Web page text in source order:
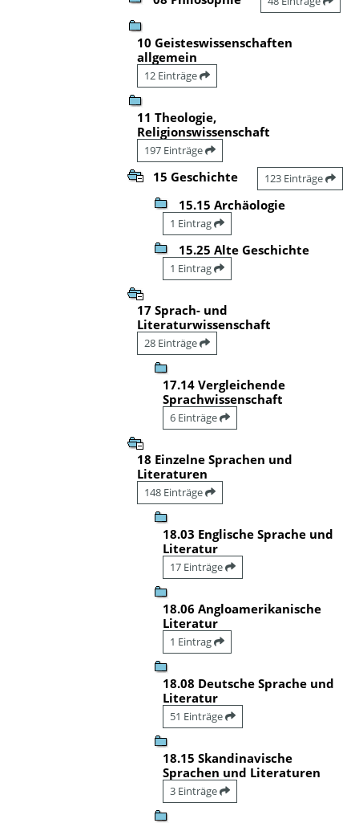
10 Geisteswissenschaften
allgemein
12 Einträge
11 Theologie,
Religionswissenschaft
197 Einträge
15 Geschichte 123 Einträge
15.15 Archäologie
1 Eintrag
15.25 Alte Geschichte
1 Eintrag
17 Sprach- und
Literaturwissenschaft
28 Einträge
17.14 Vergleichende
Sprachwissenschaft
6 Einträge
18 Einzelne Sprachen und
Literaturen
148 Einträge
18.03 Englische Sprache und
Literatur
17 Einträge
18.06 Angloamerikanische
Literatur
1 Eintrag
18.08 Deutsche Sprache und
Literatur
51 Einträge
18.15 Skandinavische
Sprachen und Literaturen
3 Einträge